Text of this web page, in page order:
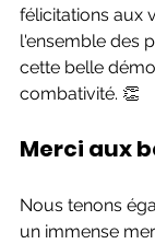
félicitations aux
l'ensemble des
cette belle
combativité. 👏
Merci aux
Nous tenons
un immense